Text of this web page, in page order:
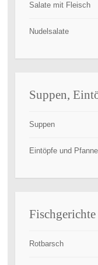
Salate mit Fleisch
Nudelsalate
Suppen,
Suppen
Eintöpfe und
Fischgerichte
Rotbarsch